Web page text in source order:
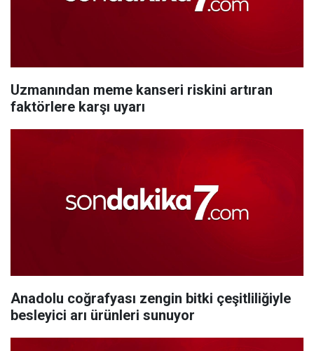
Uzmanından meme kanseri riskini artıran
faktörlere karşı uyarı
Anadolu coğrafyası zengin bitki çeşitliliğiyle
besleyici arı ürünleri sunuyor